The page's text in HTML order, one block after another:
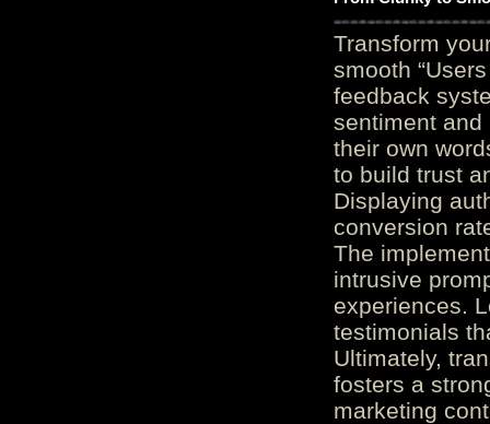
Transform
smooth
feedback
sentiment and
their own
to build trust
Displaying
conversion
The
intrusive
experiences.
testimonials
Ultimately,
fosters a
marketing